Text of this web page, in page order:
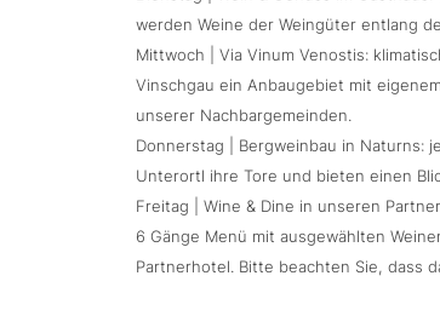
werden Weine der Weingüter entlang
Mittwoch | Via Vinum Venostis:
Vinschgau ein Anbaugebiet mit
unserer Nachbargemeinden.
Donnerstag | Bergweinbau in Naturns:
Unterortl ihre Tore und bieten einen
Freitag | Wine & Dine in unseren
6 Gänge Menü mit ausgewählten
Partnerhotel. Bitte beachten Sie, dass